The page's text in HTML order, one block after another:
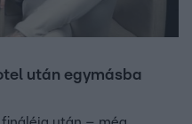
után egymásba